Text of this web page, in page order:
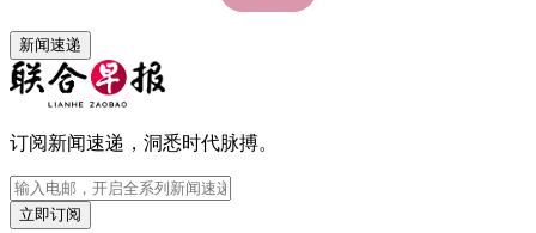
新闻速递
订阅新闻速递，洞悉时代脉搏。
立即订阅